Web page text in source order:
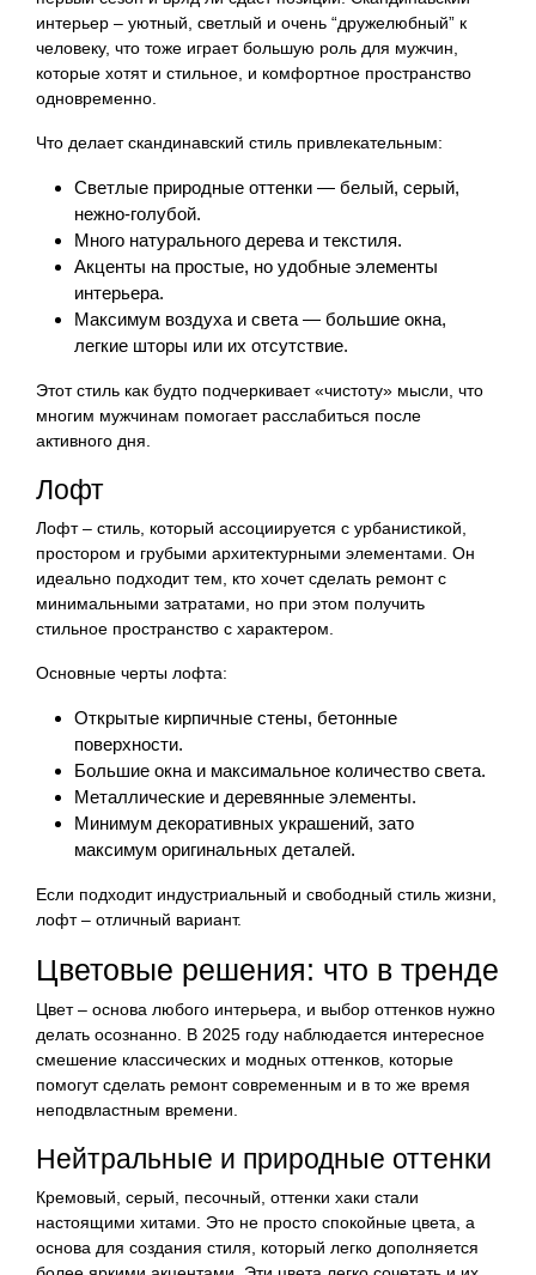
интерьер – уютный, светлый и очень “дружелюбный” к
человеку, что тоже играет большую роль для мужчин,
которые хотят и стильное, и комфортное пространство
одновременно.
Что делает скандинавский стиль привлекательным:
Светлые природные оттенки — белый, серый,
нежно-голубой.
Много натурального дерева и текстиля.
Акценты на простые, но удобные элементы
интерьера.
Максимум воздуха и света — большие окна,
легкие шторы или их отсутствие.
Этот стиль как будто подчеркивает «чистоту» мысли, что
многим мужчинам помогает расслабиться после
активного дня.
Лофт
Лофт – стиль, который ассоциируется с урбанистикой,
простором и грубыми архитектурными элементами. Он
идеально подходит тем, кто хочет сделать ремонт с
минимальными затратами, но при этом получить
стильное пространство с характером.
Основные черты лофта:
Открытые кирпичные стены, бетонные
поверхности.
Большие окна и максимальное количество света.
Металлические и деревянные элементы.
Минимум декоративных украшений, зато
максимум оригинальных деталей.
Если подходит индустриальный и свободный стиль жизни,
лофт – отличный вариант.
Цветовые решения: что в тренде
Цвет – основа любого интерьера, и выбор оттенков нужно
делать осознанно. В 2025 году наблюдается интересное
смешение классических и модных оттенков, которые
помогут сделать ремонт современным и в то же время
неподвластным времени.
Нейтральные и природные оттенки
Кремовый, серый, песочный, оттенки хаки стали
настоящими хитами. Это не просто спокойные цвета, а
основа для создания стиля, который легко дополняется